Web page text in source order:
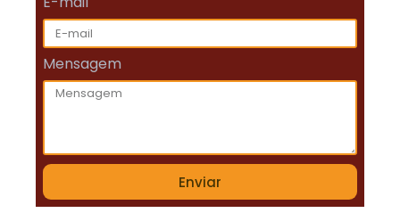
Mensagem
Enviar